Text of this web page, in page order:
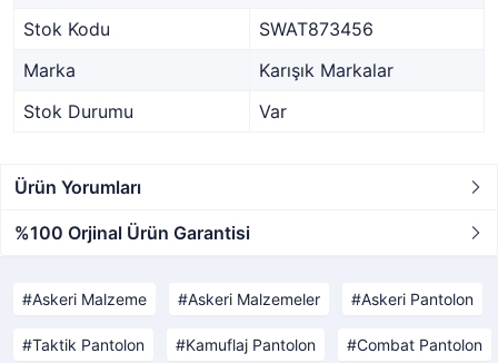
Stok Kodu
SWAT873456
Marka
Karışık Markalar
Stok Durumu
Var
Ürün Yorumları
%100 Orjinal Ürün Garantisi
Askeri Malzeme Askeri Malzemeler Askeri Pantolon
Taktik Pantolon Kamuflaj Pantolon Combat Pantolon